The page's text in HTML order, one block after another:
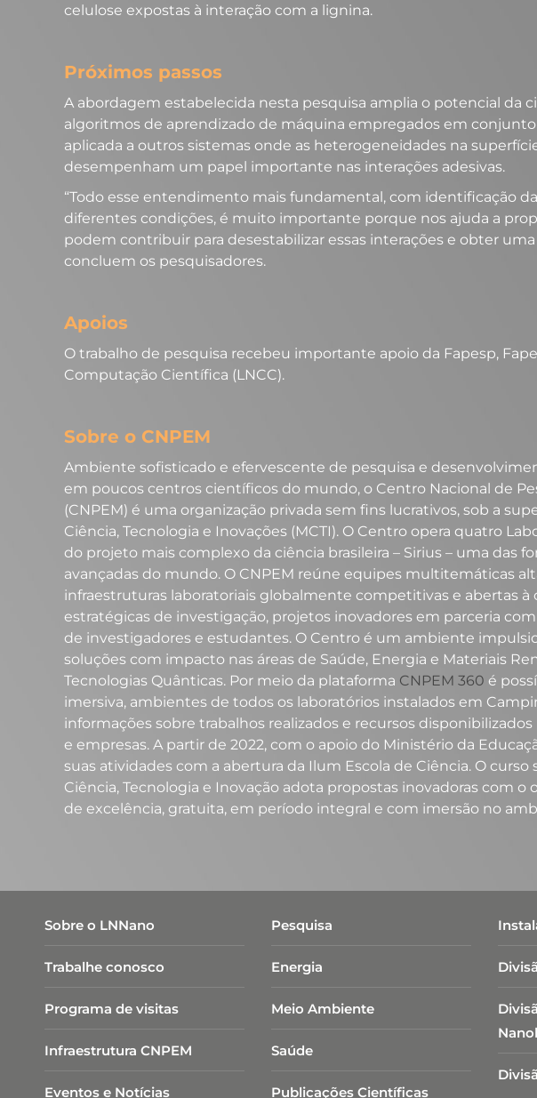
celulose expostas à interação com a lignina.
Próximos passos
A abordagem estabelecida nesta pesquisa amplia o potencial da
algoritmos de aprendizado de máquina empregados em conjunto
aplicada a outros sistemas onde as heterogeneidades na
desempenham um papel importante nas interações adesivas.
“Todo esse entendimento mais fundamental, com identificação
diferentes condições, é muito importante porque nos ajuda a
podem contribuir para desestabilizar essas interações e obter
concluem os pesquisadores.
Apoios
O trabalho de pesquisa recebeu importante apoio da Fapesp,
Computação Científica (LNCC).
Sobre o CNPEM
Ambiente sofisticado e efervescente de pesquisa e
em poucos centros científicos do mundo, o Centro Nacional de
(CNPEM) é uma organização privada sem fins lucrativos, sob a
Ciência, Tecnologia e Inovações (MCTI). O Centro opera quatro
do projeto mais complexo da ciência brasileira – Sirius – uma das
avançadas do mundo. O CNPEM reúne equipes multitemáticas
infraestruturas laboratoriais globalmente competitivas e abertas
estratégicas de investigação, projetos inovadores em parceria
de investigadores e estudantes. O Centro é um ambiente
soluções com impacto nas áreas de Saúde, Energia e Materiais
Tecnologias Quânticas. Por meio da plataforma CNPEM 360 é
imersiva, ambientes de todos os laboratórios instalados em
informações sobre trabalhos realizados e recursos
e empresas. A partir de 2022, com o apoio do Ministério da
suas atividades com a abertura da Ilum Escola de Ciência. O
Ciência, Tecnologia e Inovação adota propostas inovadoras com
de excelência, gratuita, em período integral e com imersão no
Sobre o LNNano
Trabalhe conosco
Programa de visitas
Infraestrutura CNPEM
Eventos e Notícias
Pesquisa
Energia
Meio Ambiente
Saúde
Publicações Científicas